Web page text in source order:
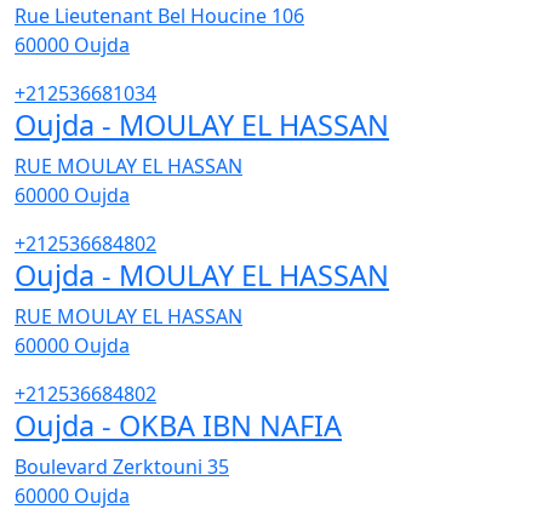
Rue Lieutenant Bel Houcine 106
60000 Oujda
+212536681034
Oujda - MOULAY EL HASSAN
RUE MOULAY EL HASSAN
60000 Oujda
+212536684802
Oujda - MOULAY EL HASSAN
RUE MOULAY EL HASSAN
60000 Oujda
+212536684802
Oujda - OKBA IBN NAFIA
Boulevard Zerktouni 35
60000 Oujda